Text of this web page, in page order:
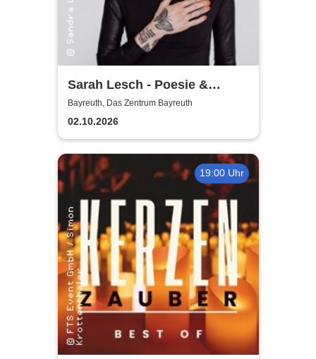
Sarah Lesch - Poesie &
Widerstand Tour
Bayreuth, Das Zentrum Bayreuth
02.10.2026
19:00 Uhr